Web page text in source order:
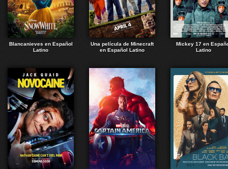
Blancanieves en Español
Latino
Una película de Minecraft
en Español Latino
Mickey 17 en
Latino